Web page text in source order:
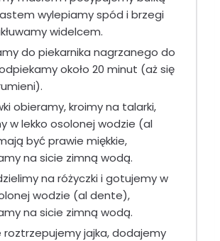
wylepiamy spód i brzegi
widelcem.
do piekarnika nagrzanego do
około 20 minut (aż się
obieramy, kroimy na talarki,
w lekko osolonej wodzie (al
być prawie miękkie,
na sicie zimną wodą.
na różyczki i gotujemy w
wodzie (al dente),
na sicie zimną wodą.
roztrzepujemy jajka, dodajemy